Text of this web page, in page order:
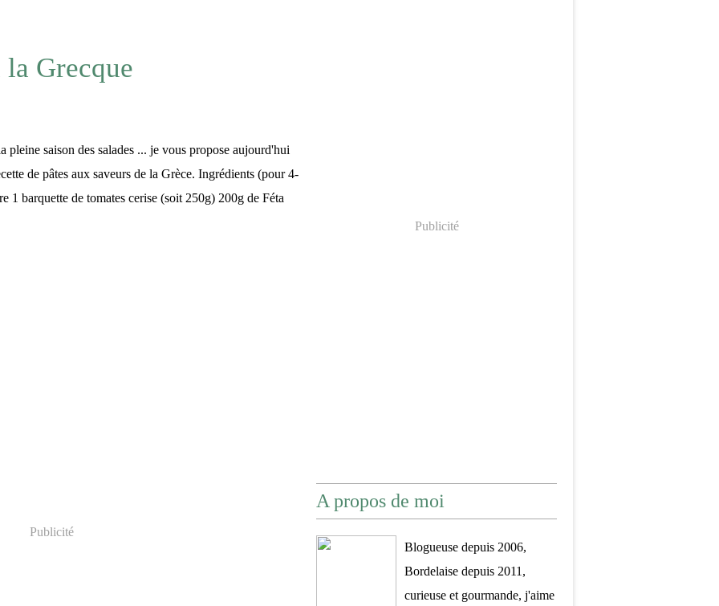
la Grecque
pleine saison des salades ... je vous propose aujourd'hui
de pâtes aux saveurs de la Grèce. Ingrédients (pour 4-
1 barquette de tomates cerise (soit 250g) 200g de Féta
Publicité
Publicité
A propos de moi
Blogueuse depuis 2006,
Bordelaise depuis 2011,
curieuse et gourmande, j'aime